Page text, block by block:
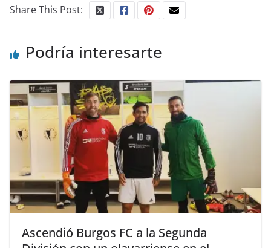
Share This Post:
Podría interesarte
Ascendió Burgos FC a la Segunda